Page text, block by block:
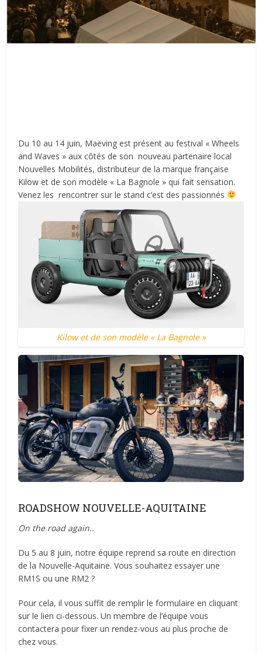
Du 10 au 14 juin, Maëving est présent au festival « Wheels
and Waves » aux côtés de son nouveau partenaire local
Nouvelles Mobilités, distributeur de la marque française
Kilow et de son modèle « La Bagnole » qui fait sensation.
Venez les rencontrer sur le stand c’est des passionnés
Kilow et de son modèle « La Bagnole »
ROADSHOW NOUVELLE-AQUITAINE
On the road again..
Du 5 au 8 juin, notre équipe reprend sa route en direction
de la Nouvelle-Aquitaine. Vous souhaitez essayer une
RM1S ou une RM2 ?
Pour cela, il vous suffit de remplir le formulaire en cliquant
sur le lien ci-dessous. Un membre de l’équipe vous
contactera pour fixer un rendez-vous au plus proche de
chez vous.